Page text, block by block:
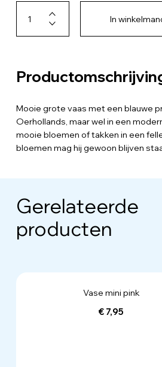
In
Mooie grote vaas met een blauwe
Oerhollands, maar wel in een
mooie bloemen of takken in een
bloemen mag hij gewoon blijven
Gerelateerde
producten
Vase mini pink
€ 7,95